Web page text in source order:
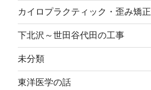
カイロプラクティック・歪み矯正
下北沢～世田谷代田の工事
未分類
東洋医学の話